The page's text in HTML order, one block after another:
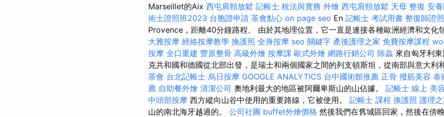
Marseillet的Aix 西屯肩頸放鬆 記帳士 稅法與實務 外燴 西屯肩頸放鬆 天母 整復 安
術士證照班2023 台胞證申請 茶會點心 on page seo En 記帳士 考試用書 整復師證照
Provence，距離40分鐘路程。 由於其地理位置，它一直是連接各種歐洲經濟和文化
大雅按摩 經絡按摩教學 換護照 全身按摩 seo 關鍵字 產後護理之家 免費按摩課程
按摩 全口重建 豐原整骨 高級外燴 按摩課 歐式外燴 網路行銷公司 除蟲 來自匈牙利
克共和國和德國從北部出發，是瑞士和兩個國家之間的列支頓斯坦，從南部與意大利
茶會 台北記帳士 烏日按摩 GOOGLE ANALYTICS 台中國術館推薦 正骨 撥筋美容 泰
薦 自助餐外燴 清潔公司 奧地利最大的地區被阿爾卑斯山的山佔據。 記帳士 線上 美
中頭部按摩 西方縱向山谷中使用的重要路線，它被使用。 記帳士 課程 換護照 護理
山的南北海牙越過的。 公司社團 buffet外燴價格 然後我們在舊城區回家，然後在傍